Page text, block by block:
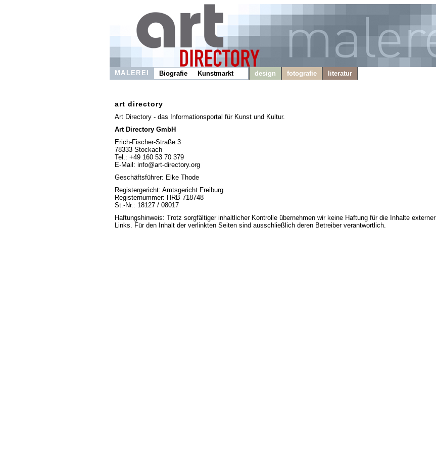
MALEREI Biografie Kunstmarkt design fotografie literatur
art directory
Art Directory - das Informationsportal für Kunst und Kultur.
Art Directory GmbH
Erich-Fischer-Straße 3
78333 Stockach
Tel.: +49 160 53 70 379
E-Mail: info@art-directory.org
Geschäftsführer: Elke Thode
Registergericht: Amtsgericht Freiburg
Registernummer: HRB 718748
St.-Nr.: 18127 / 08017
Haftungshinweis: Trotz sorgfältiger inhaltlicher Kontrolle übernehmen wir keine Haftung für die Inhalte externer
Links. Für den Inhalt der verlinkten Seiten sind ausschließlich deren Betreiber verantwortlich.